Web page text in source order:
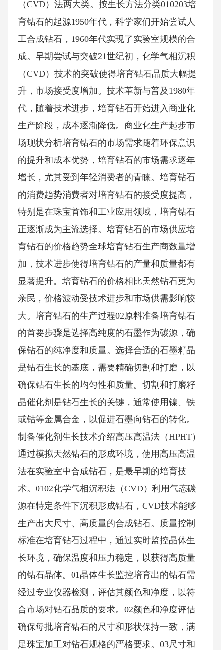
（CVD）法两大类。按生长方法分类010203培
育钻石的起源1950年代，科学家们开始尝试人
工合成钻石，1960年代实现了实验室规模的合
成。早期尝试与突破21世纪初，化学气相沉积
（CVD）技术的突破使得培育钻石品质大幅提
升，市场接受度增加。技术革新与普及1980年
代，随着技术进步，培育钻石开始进入商业化
生产阶段，成本逐渐降低。商业化生产起步市
场现状分析培育钻石的市场需求随着环保意识
的提升和成本优势，培育钻石的市场需求逐年
增长，尤其受到年轻消费者的青睐。培育钻石
的消费趋势消费者对培育钻石的接受度提高，
特别是在珠宝首饰和工业应用领域，培育钻石
正逐渐成为主流选择。培育钻石的市场供应培
育钻石的价格趋势全球培育钻石生产商数量增
加，技术进步使得培育钻石的产量和质量都有
显著提升。培育钻石的价格相比天然钻石更为
亲民，价格波动受技术进步和市场供需影响较
大。培育钻石的生产过程02原料准备培育钻石
的首要步骤是选择高纯度的石墨作为碳源，确
保钻石的纯净度和质量。选择合适的石墨籽晶
是钻石生长的基底，需要精确切割和打磨，以
确保钻石生长的均匀性和质量。切割和打磨籽
晶催化剂是钻石生长的关键，通常使用镍、铁
或钴等金属合金，以促进石墨向钻石的转化。
制备催化剂生长技术介绍高压高温法（HPHT）
通过模拟天然钻石的形成环境，使用高压高温
法在实验室中合成钻石，是最早期的培育技
术。0102化学气相沉积法（CVD）利用气态碳
源在特定条件下沉积形成钻石，CVD技术能够
生产出大尺寸、高质量的合成钻石。质量控制
标准在培育钻石过程中，通过实时监控晶体生
长环境，确保温度和压力稳定，以获得高质量
的钻石晶体。01晶体生长监控培育出的钻石需
经过专业仪器检测，评估其颜色和净度，以符
合市场对钻石品质的要求。02颜色和净度评估
确保每批培育钻石的尺寸和形状保持一致，满
足珠宝加工对钻石规格的严格要求。03尺寸和